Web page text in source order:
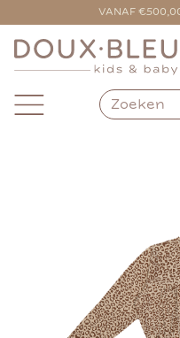
VANAF
VOOR 16:00